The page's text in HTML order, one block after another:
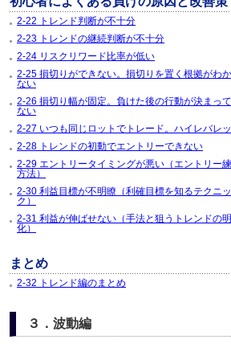
2-22 トレンド判断が不十分
2-23 トレンドの継続判断が不十分
2-24 リスクリワード比率が低い
2-25 損切りができない。損切りを置く根拠がわ
ない
2-26 損切り幅が固定。負けた後の行動が決まっ
ない
2-27 いつも同じロットでトレード。ハイレバレ
2-28 トレンドの初動でエントリーできない
2-29 エントリータイミングが悪い（エントリー
方法）
2-30 利益目標が不明瞭（利確目標を知るテクニッ
ク）
2-31 利益が伸ばせない（手法と狙うトレンドの
化）
まとめ
2-32 トレンド編のまとめ
３．波動編